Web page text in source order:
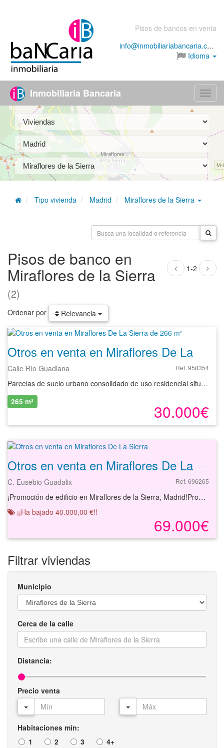
Pisos de bancos en venta
info@inmobiliariabancaria.com
Idioma
Menú
Inmobiliaria Bancaria
Tipo vivienda Madrid Miraflores de la Sierra
1-2
Pisos de banco en
Miraflores de la Sierra
(2)
Ordenar por Relevancia
Calle Río Guadiana Ref. 958354
Parcelas de suelo urbano consolidado de uso residencial situadas en la Urbanización Solycampo en Miraflores de la Sierra, Madrid. Tienen buen acceso rodado desde las carreteras M-611, M-610, M-626 y M-629. Cuentan con superficies de 265 m² y 311 m². Las parcelas no son susceptibles de edificación, como consecuencia de estar ocupadas por la Vía Pecuaria de la Cañada Segoviana. Con nuestros servicios podrá conocer las posibilidades reales de este suelo urbano consolidado y valorar sus posibilidades de inversión. Empiece ahora mismo pidiendo más información. Un responsable cercano a usted le atenderá personalmente.
30.000€
265 m²
C. Eusebio Guadalix Ref. 696265
¡Promoción de edificio en Miraflores de la Sierra, Madrid!Promoción de edificio ubicado en una zona residencial próxima a superficies comerciales, zonas verdes y centros educativos. Zona bien comunicada mediante transporte público (bus).
69.000€
¡¡Ha bajado 40.000,00 €!!
Filtrar viviendas
Municipio
Cerca de la calle
Distancia:
Precio venta
Habitaciones mín:
1
2 3 4+